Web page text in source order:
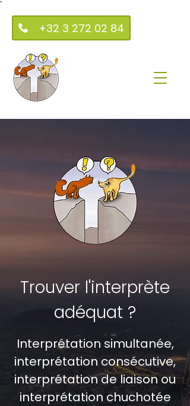
"
+32 3 272 02 84
Trouver l'interprète
adéquat ?
Interprétation simultanée,
interprétation consécutive,
interprétation de liaison ou
interprétation chuchotée